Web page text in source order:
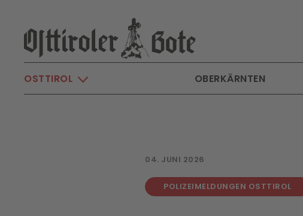
Skip to main content
OSTTIROL OBERKÄRNTEN
04. JUNI 2026
POLIZEIMELDUNGEN OSTTIROL